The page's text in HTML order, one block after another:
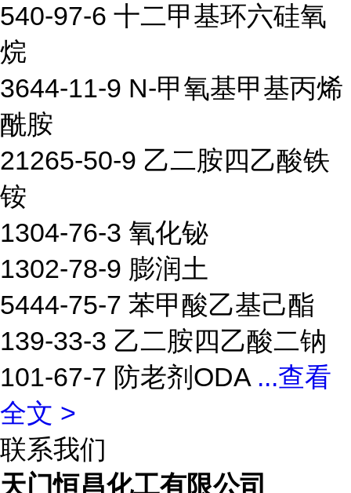
540-97-6 十二甲基环六硅氧
烷
3644-11-9 N-甲氧基甲基丙烯
酰胺
21265-50-9 乙二胺四乙酸铁
铵
1304-76-3 氧化铋
1302-78-9 膨润土
5444-75-7 苯甲酸乙基己酯
139-33-3 乙二胺四乙酸二钠
101-67-7 防老剂ODA ...查看
全文 >
联系我们
天门恒昌化工有限公司